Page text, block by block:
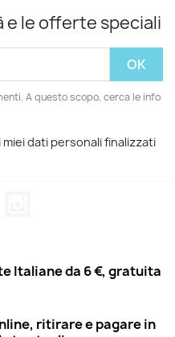
e le offerte speciali
A questo scopo, cerca le info
dati personali finalizzati
Italiane da 6 €, gratuita
ritirare e pagare in